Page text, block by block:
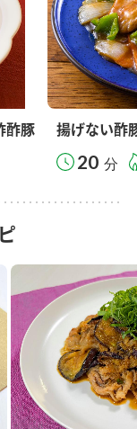
酢豚 揚げない酢
20 分